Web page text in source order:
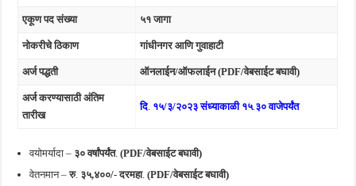
एकूण पद संख्या ५१ जागा
नोकरीचे ठिकाण गांधीनगर आणि गुवाहाटी
अर्ज पद्धती ऑनलाईन/ऑफलाईन (PDF/वेबसाईट बघावी)
अर्ज करण्यासाठी अंतिम
तारीख
दि. १५/३/२०२३ संध्याकाळी १५.३० वाजेपर्यंत
वयोमर्यादा – ३० वर्षांपर्यंत.(PDF/वेबसाईट बघावी)
वेतनमान –रु. ३५,४००/- दरमहा.(PDF/वेबसाईट बघावी)